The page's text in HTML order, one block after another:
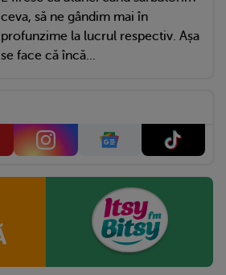
ceva, să ne gândim mai în
profunzime la lucrul respectiv. Așa
se face că încă...